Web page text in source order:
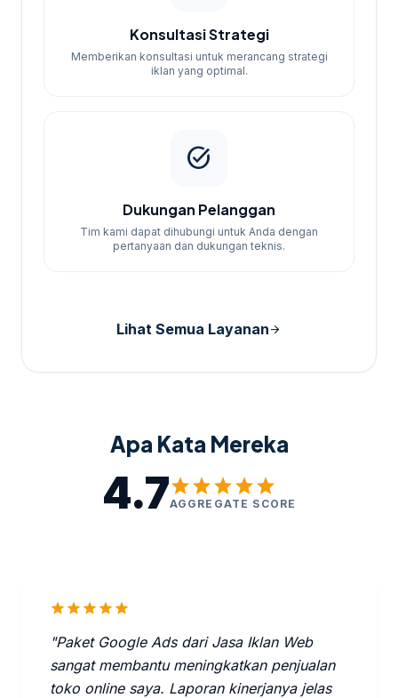
Konsultasi Strategi
Memberikan konsultasi untuk merancang strategi
iklan yang optimal.
task_alt
Dukungan Pelanggan
Tim kami dapat dihubungi untuk Anda dengan
pertanyaan dan dukungan teknis.
Lihat Semua Layananarrow_forward
Apa Kata Mereka
4.7starstarstarstarstar
AGGREGATE SCORE
starstarstarstarstar
"Paket Google Ads dari Jasa Iklan Web
sangat membantu meningkatkan penjualan
toko online saya. Laporan kinerjanya jelas